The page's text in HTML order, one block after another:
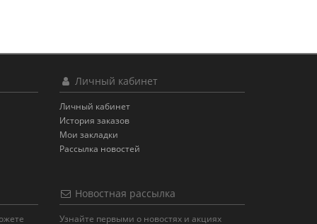
Личный кабинет
Личный кабинет
История заказов
Мои закладки
Рассылка новостей
Новостная рассылка
Узнайте первыми о новостях и акциях